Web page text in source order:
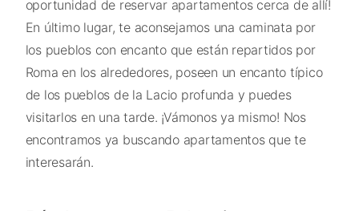
oportunidad de reservar apartamentos cerca de allí!
En último lugar, te aconsejamos una caminata por
los pueblos con encanto que están repartidos por
Roma en los alrededores, poseen un encanto típico
de los pueblos de la Lacio profunda y puedes
visitarlos en una tarde. ¡Vámonos ya mismo! Nos
encontramos ya buscando apartamentos que te
interesarán.